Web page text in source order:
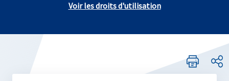
Voir les droits d'utilisation